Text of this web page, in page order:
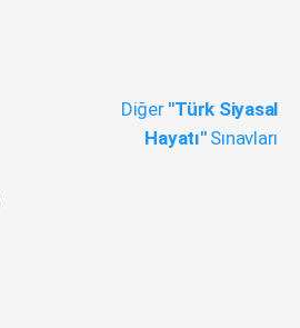
Diğer "Türk Siyasal
Hayatı"Sınavları